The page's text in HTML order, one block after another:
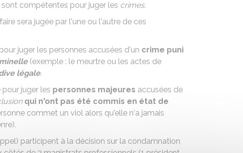
sont compétentes pour juger les crimes.
sera jugée par l'une ou l'autre de ces
juger les personnes accusées d'un crime puni
(exemple : le meurtre ou les actes de
légale.
juger les personnes majeures accusées de
qui n'ont pas été commis en état de
commet un viol alors qu'elle n'a jamais
participent à la décision sur la condamnation